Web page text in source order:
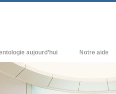
aujourd’hui
Scientologie
Églises de Scientologie
Notre aide